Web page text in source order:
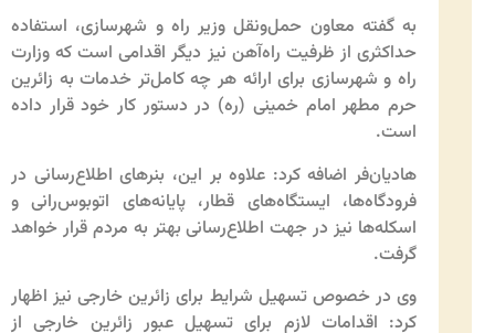
به گفته معاون حمل‌ونقل وزیر راه و شهرسازی، استفاده
حداکثری از ظرفیت راه‌آهن نیز دیگر اقدامی است که وزارت
راه و شهرسازی برای ارائه هر چه کامل‌تر خدمات به زائرین
حرم مطهر امام خمینی (ره) در دستور کار خود قرار داده
است.
هادیان‌فر اضافه کرد: علاوه بر این، بنرهای اطلاع‌رسانی در
فرودگاه‌ها، ایستگاه‌های قطار، پایانه‌های اتوبوس‌رانی و
اسکله‌ها نیز در جهت اطلاع‌رسانی بهتر به مردم قرار خواهد
گرفت.
وی در خصوص تسهیل شرایط برای زائرین خارجی نیز اظهار
کرد: اقدامات لازم برای تسهیل عبور زائرین خارجی از